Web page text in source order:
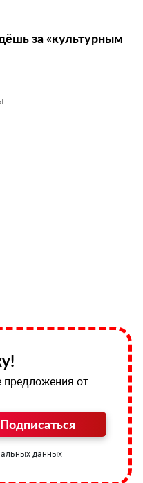
за «культурным
предложения от
Подписаться
данных